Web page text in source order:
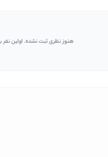
هنوز نظری ثبت نشده. اولین نفر